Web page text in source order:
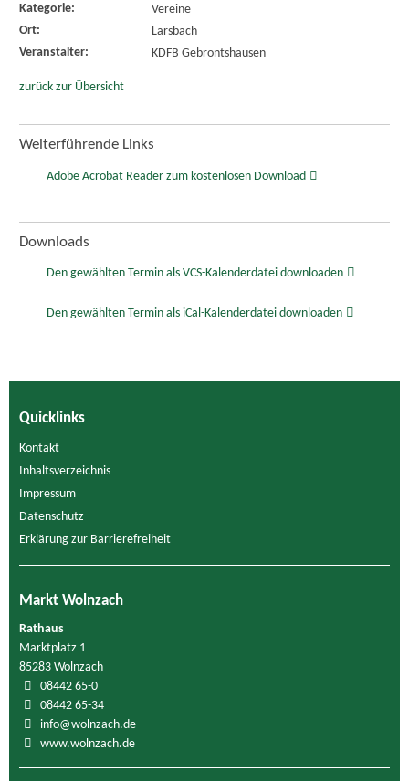
Kategorie:
Vereine
Ort:
Larsbach
Veranstalter:
KDFB Gebrontshausen
zurück zur Übersicht
Weiterführende Links
Adobe Acrobat Reader zum kostenlosen Download
Downloads
Den gewählten Termin als VCS-Kalenderdatei downloaden
Den gewählten Termin als iCal-Kalenderdatei downloaden
Quicklinks
Kontakt
Inhaltsverzeichnis
Impressum
Datenschutz
Erklärung zur Barrierefreiheit
Markt Wolnzach
Rathaus
Marktplatz 1
85283 Wolnzach
08442 65-0
08442 65-34
info@wolnzach.de
www.wolnzach.de